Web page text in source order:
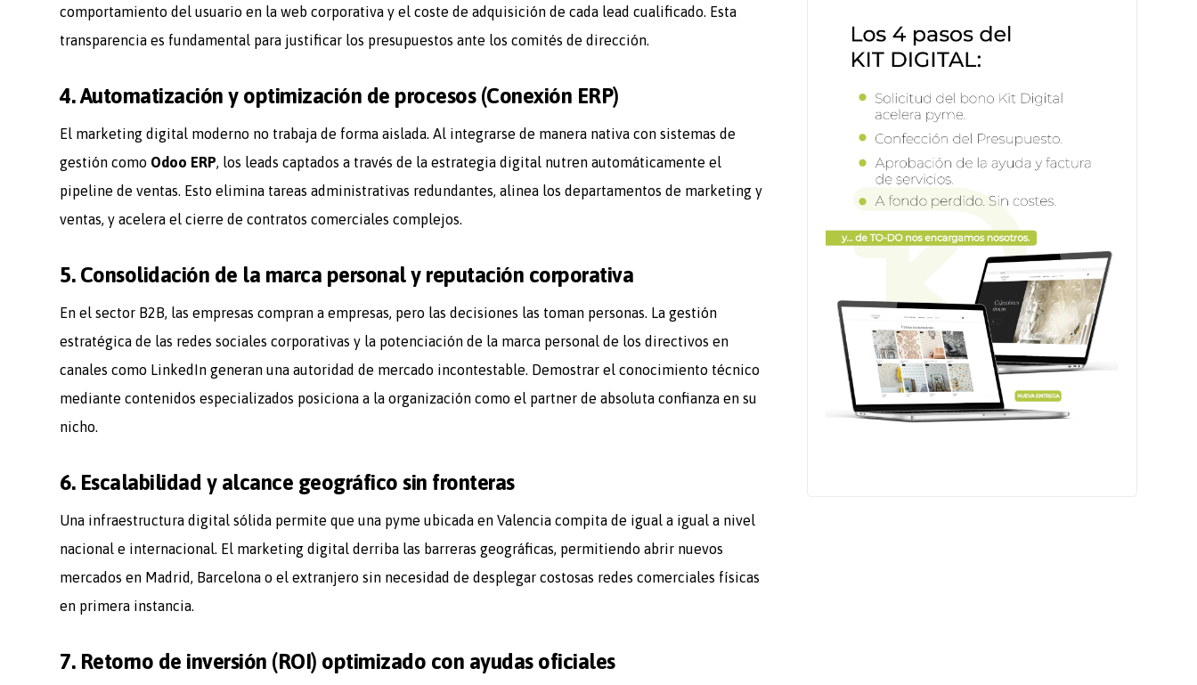
comportamiento del usuario en la web corporativa y el coste de adquisición de cada lead cualificado. Esta
transparencia es fundamental para justificar los presupuestos ante los comités de dirección.
4. Automatización y optimización de procesos (Conexión ERP)
El marketing digital moderno no trabaja de forma aislada. Al integrarse de manera nativa con sistemas de
gestión como Odoo ERP , los leads captados a través de la estrategia digital nutren automáticamente el
pipeline de ventas. Esto elimina tareas administrativas redundantes, alinea los departamentos de marketing y
ventas, y acelera el cierre de contratos comerciales complejos.
5. Consolidación de la marca personal y reputación corporativa
En el sector B2B, las empresas compran a empresas, pero las decisiones las toman personas. La gestión
estratégica de las redes sociales corporativas y la potenciación de la marca personal de los directivos en
canales como LinkedIn generan una autoridad de mercado incontestable. Demostrar el conocimiento técnico
mediante contenidos especializados posiciona a la organización como el partner de absoluta confianza en su
nicho.
6. Escalabilidad y alcance geográfico sin fronteras
Una infraestructura digital sólida permite que una pyme ubicada en Valencia compita de igual a igual a nivel
nacional e internacional. El marketing digital derriba las barreras geográficas, permitiendo abrir nuevos
mercados en Madrid, Barcelona o el extranjero sin necesidad de desplegar costosas redes comerciales físicas
en primera instancia.
7. Retorno de inversión (ROI) optimizado con ayudas oficiales